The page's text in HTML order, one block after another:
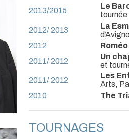
2013/2015
Le
tournée
2012/ 2013
La
2012
2011/ 2012
Un
et
2011/ 2012
Les
Arts,
2010
The
TOURNAGES